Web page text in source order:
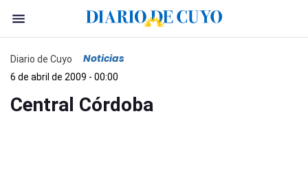
Diario de Cuyo Noticias
6 de abril de 2009 - 00:00
Central Córdoba